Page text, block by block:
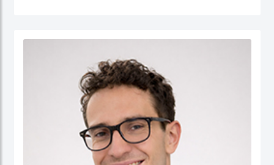
وسياسات البيانات مع اهتمام خاص بتطوير أطر عملية تدعم الابتكار في القطاع العام
التطبيقية، مستندة إلى تجربة مهنية غنية في التحول الرقمي للقطاع الحكومي.